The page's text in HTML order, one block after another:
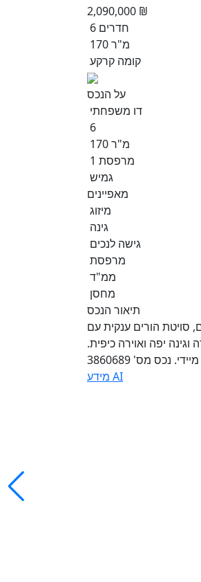
2,090,000 ₪
6 חדרים
170 מ"ר
קומה קרקע
על הנכס
דו משפחתי
6
170 מ"ר
1 מרפסת
גמיש
מאפיינים
מיזוג
גינה
גישה לנכים
מרפסת
ממ"ד
מחסן
תיאור הנכס
סויטת הורים ענקית עם
יפה ואוירה כיפית.
מס' 3860689
מידע AI